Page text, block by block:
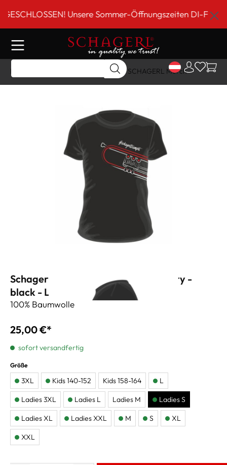
springenUnsere Sommer-Öffnungszeiten DI-FR 9 bis
Home Geschenk Artikel SCHAGERL Merch
Schagerl T-Shirt 60 Years Anniversary -
black - Ladies S
100% Baumwolle
25,00 €*
sofort versandfertig
Größe
3XL Kids 140-152 Kids 158-164 L
Ladies 3XL Ladies L Ladies M Ladies S
Ladies XL Ladies XXL M S XL
XXL